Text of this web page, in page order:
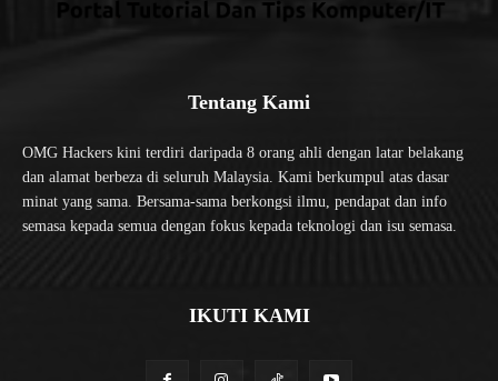
Tentang Kami
OMG Hackers kini terdiri daripada 8 orang ahli dengan latar belakang
dan alamat berbeza di seluruh Malaysia. Kami berkumpul atas dasar
minat yang sama. Bersama-sama berkongsi ilmu, pendapat dan info
semasa kepada semua dengan fokus kepada teknologi dan isu semasa.
IKUTI KAMI